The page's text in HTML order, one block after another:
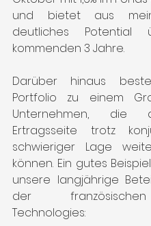
und bietet aus
deutliches Potential
kommenden 3 Jahre.
Darüber hinaus
Portfolio zu einem
Unternehmen,
Ertragsseite trotz
schwieriger Lage
können. Ein gutes
unsere langjährige
der
Technologies: